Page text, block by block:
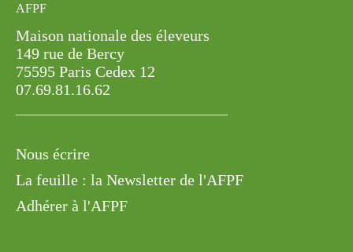
AFPF
Maison nationale des éleveurs
149 rue de Bercy
75595 Paris Cedex 12
07.69.81.16.62
Nous écrire
La feuille : la Newsletter de l'AFPF
Adhérer à l'AFPF